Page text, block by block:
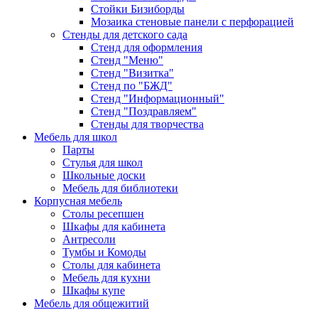
Стойки Бизиборды
Мозаика стеновые панели с перфорацией
Стенды для детского сада
Стенд для оформления
Стенд "Меню"
Стенд "Визитка"
Стенд по "БЖД"
Стенд "Информационный"
Стенд "Поздравляем"
Стенды для творчества
Мебель для школ
Парты
Стулья для школ
Школьные доски
Мебель для библиотеки
Корпусная мебель
Столы ресепшен
Шкафы для кабинета
Антресоли
Тумбы и Комоды
Столы для кабинета
Мебель для кухни
Шкафы купе
Мебель для общежитий